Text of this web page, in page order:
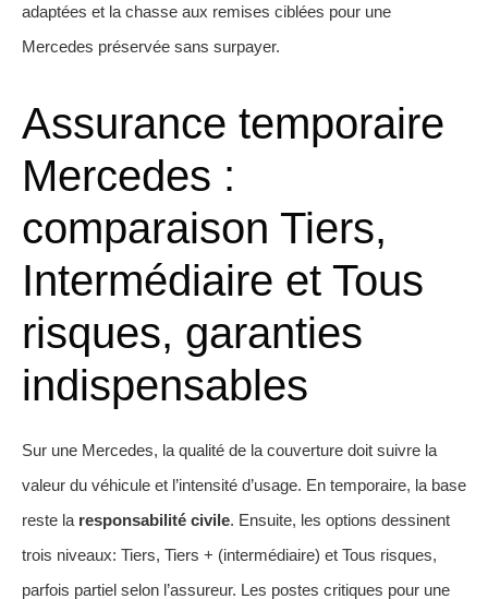
adaptées et la chasse aux remises ciblées pour une
Mercedes préservée sans surpayer.
Assurance temporaire
Mercedes :
comparaison Tiers,
Intermédiaire et Tous
risques, garanties
indispensables
Sur une Mercedes, la qualité de la couverture doit suivre la
valeur du véhicule et l’intensité d’usage. En temporaire, la base
reste la responsabilité civile. Ensuite, les options dessinent
trois niveaux: Tiers, Tiers + (intermédiaire) et Tous risques,
parfois partiel selon l’assureur. Les postes critiques pour une